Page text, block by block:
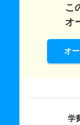
こ
オ
オ
学